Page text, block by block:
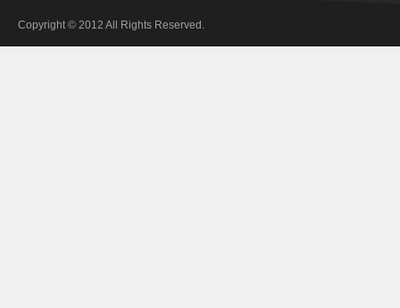
Copyright © 2012 All Rights Reserved.